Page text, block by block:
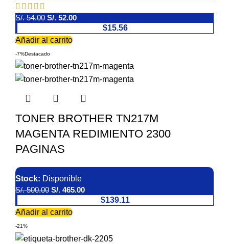
S/.54.00 S/. 52.00
$15.56
Añadir al carrito
-7%Destacado
TONER BROTHER TN217M
MAGENTA REDIMIENTO 2300
PAGINAS
Stock: Disponible
S/.500.00 S/. 465.00
$139.11
Añadir al carrito
-21%